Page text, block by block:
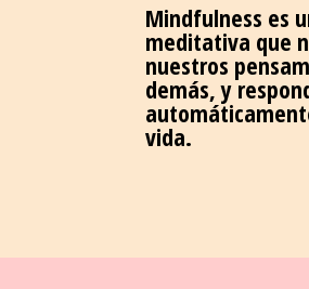
Mindfulness es
meditativa que
nuestros
demás, y
vida.